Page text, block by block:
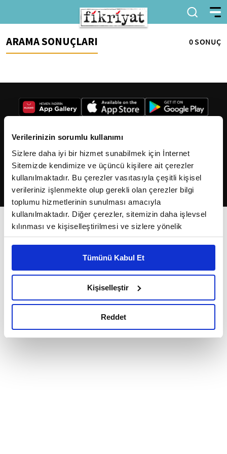
Verilerinizin sorumlu kullanımı
Sizlere daha iyi bir hizmet sunabilmek için İnternet
Sitemizde kendimize ve üçüncü kişilere ait çerezler
kullanılmaktadır. Bu çerezler vasıtasıyla çeşitli kişisel
verileriniz işlenmekte olup gerekli olan çerezler bilgi
toplumu hizmetlerinin sunulması amacıyla
kullanılmaktadır. Diğer çerezler, sitemizin daha işlevsel
kılınması ve kişiselleştirilmesi ve sizlere yönelik
reklam/pazarlama faaliyetlerinin yapılması, amaçlarıyla
Çerezlere ilişkin tercihlerinizi çerez paneli vasıtasıyla
belirleyebilirsiniz. Çerezlere ilişkin detaylı bilgi için
Ayarlar butonuna tıklayabilir,Çerez Bilgilendirme
Metnimizi ziyaret edebilirsiniz.
okumak ve sitemizi ziyaretiniz kapsamında
Tümünü Kabul Et
Kişiselleştir
Reddet
ARAMA SONUÇLARI 0 SONUÇ
2026Fikriyat. Tüm hakları saklıdır.